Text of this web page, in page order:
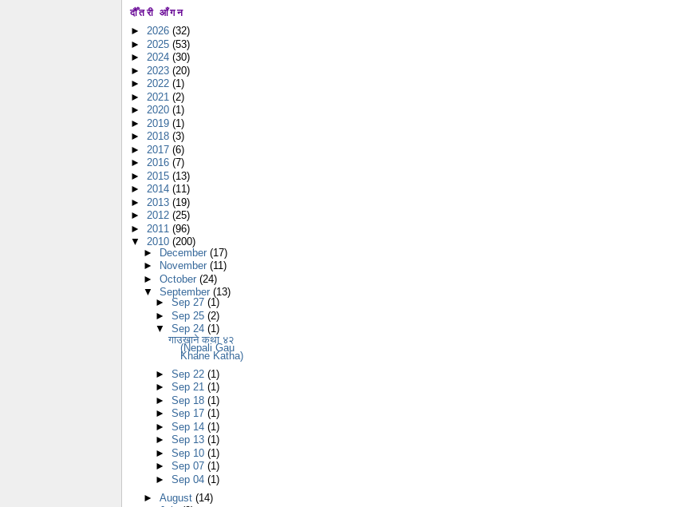
दौँतरी आँगन
► 2026 (32)
► 2025 (53)
► 2024 (30)
► 2023 (20)
► 2022 (1)
► 2021 (2)
► 2020 (1)
► 2019 (1)
► 2018 (3)
► 2017 (6)
► 2016 (7)
► 2015 (13)
► 2014 (11)
► 2013 (19)
► 2012 (25)
► 2011 (96)
▼ 2010 (200)
► December (17)
►
November (11)
► October (24)
▼ September (13)
►Sep 27(1)
►Sep 25(2)
▼Sep 24(1)
गाउखाने कथा ४२
(Nepali Gau
Khane Katha)
►Sep 22(1)
►Sep 21(1)
►Sep 18(1)
►Sep 17(1)
►Sep 14(1)
►Sep 13(1)
►Sep 10(1)
►Sep 07(1)
►Sep 04(1)
► August (14)